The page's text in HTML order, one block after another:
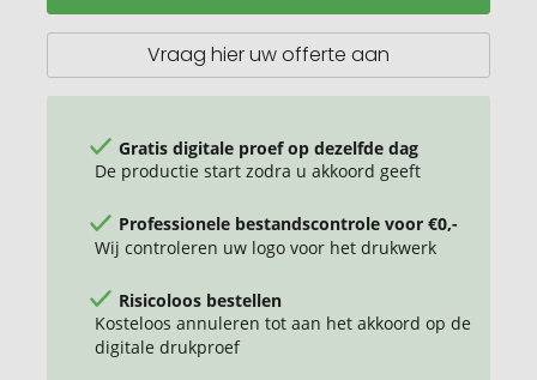
papier
Vraag hier uw offerte aan
Gratis digitale proef op dezelfde dag
De productie start zodra u akkoord geeft
Professionele bestandscontrole voor €0,-
Wij controleren uw logo voor het drukwerk
Risicoloos bestellen
Kosteloos annuleren tot aan het akkoord op de
digitale drukproef